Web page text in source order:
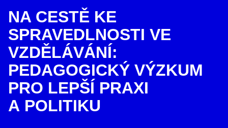
NA CESTĚ KE
SPRAVEDLNOSTI VE
VZDĚLÁVÁNÍ:
PEDAGOGICKÝ VÝZKUM
PRO LEPŠÍ PRAXI
A POLITIKU